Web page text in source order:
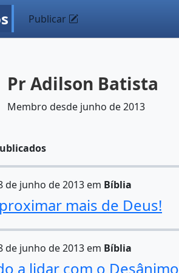
Publicar
Pr Adilson Batista
Membro desde junho de 2013
de junho de 2013 em Bíblia
mais de Deus!
de junho de 2013 em Bíblia
a lidar com o